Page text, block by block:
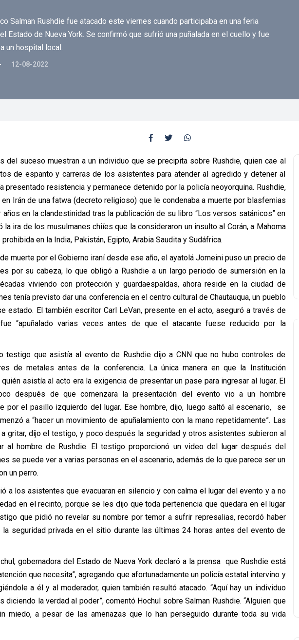
Salman Rushdie fue atacado este viernes cuando participaba en una feria
Estado de Nueva York. Se confirmó que sufrió una puñalada en el cuello y fue
un hospital local.
12-08-2022
del suceso muestran a un individuo que se precipita sobre Rushdie, quien cae al
de espanto y carreras de los asistentes para atender al agredido y detener al
presentado resistencia y permanece detenido por la policía neoyorquina. Rushdie,
Irán de una fatwa (decreto religioso) que le condenaba a muerte por blasfemias
en la clandestinidad tras la publicación de su libro “Los versos satánicos” en
la ira de los musulmanes chiíes que la consideraron un insulto al Corán, a Mahoma
en la India, Pakistán, Egipto, Arabia Saudita y Sudáfrica.
muerte por el Gobierno iraní desde ese año, el ayatolá Jomeini puso un precio de
por su cabeza, lo que obligó a Rushdie a un largo periodo de sumersión en la
viviendo con protección y guardaespaldas, ahora reside en la ciudad de
tenía previsto dar una conferencia en el centro cultural de Chautauqua, un pueblo
estado. El también escritor Carl LeVan, presente en el acto, aseguró a través de
“apuñalado varias veces antes de que el atacante fuese reducido por la
testigo que asistía al evento de Rushdie dijo a CNN que no hubo controles de
de metales antes de la conferencia. La única manera en que la Institución
quién asistía al acto era la exigencia de presentar un pase para ingresar al lugar. El
después de que comenzara la presentación del evento vio a un hombre
por el pasillo izquierdo del lugar. Ese hombre, dijo, luego saltó al escenario, se
a “hacer un movimiento de apuñalamiento con la mano repetidamente”. Las
gritar, dijo el testigo, y poco después la seguridad y otros asistentes subieron al
al hombre de Rushdie. El testigo proporcionó un video del lugar después del
se puede ver a varias personas en el escenario, además de lo que parece ser un
un perro.
a los asistentes que evacuaran en silencio y con calma el lugar del evento y a no
en el recinto, porque se les dijo que toda pertenencia que quedara en el lugar
que pidió no revelar su nombre por temor a sufrir represalias, recordó haber
la seguridad privada en el sitio durante las últimas 24 horas antes del evento de
gobernadora del Estado de Nueva York declaró a la prensa que Rushdie está
que necesita”, agregando que afortunadamente un policía estatal intervino y
a él y al moderador, quien también resultó atacado. “Aquí hay un individuo
diciendo la verdad al poder”, comentó Hochul sobre Salman Rushdie. “Alguien que
miedo, a pesar de las amenazas que lo han perseguido durante toda su vida